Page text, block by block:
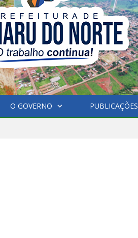
O GOVERNO PUBLICAÇÕES